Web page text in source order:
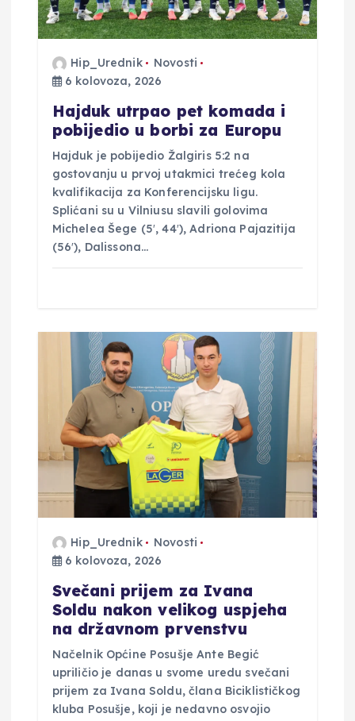
Hip_Urednik
Novosti
6 kolovoza, 2026
Hajduk utrpao pet komada i
pobijedio u borbi za Europu
Hajduk je pobijedio Žalgiris 5:2 na
gostovanju u prvoj utakmici trećeg kola
kvalifikacija za Konferencijsku ligu.
Splićani su u Vilniusu slavili golovima
Michelea Šege (5′, 44′), Adriona Pajazitija
(56′), Dalissona…
Hip_Urednik
Novosti
6 kolovoza, 2026
Svečani prijem za Ivana
Soldu nakon velikog uspjeha
na državnom prvenstvu
Načelnik Općine Posušje Ante Begić
upriličio je danas u svome uredu svečani
prijem za Ivana Soldu, člana Biciklističkog
kluba Posušje, koji je nedavno osvojio